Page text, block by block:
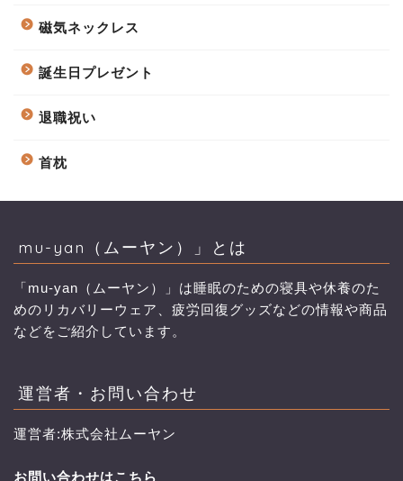
磁気ネックレス
誕生日プレゼント
退職祝い
首枕
mu-yan（ムーヤン）」とは
「mu-yan（ムーヤン）」は睡眠のための寝具や休養のた
めのリカバリーウェア、疲労回復グッズなどの情報や商品
などをご紹介しています。
運営者・お問い合わせ
運営者:株式会社ムーヤン
お問い合わせはこちら